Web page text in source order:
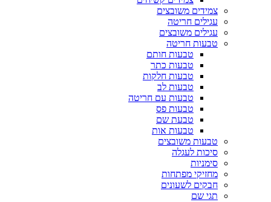
צמידים משובצים
עגילים חריטה
עגילים משובצים
טבעות חריטה
טבעות חותם
טבעות כתר
טבעות חלקות
טבעות לב
טבעות עם חריטה
טבעות פס
טבעת שם
טבעות אות
טבעות משובצים
סיכות לעגלה
סימניות
מחזיקי מפתחות
חבקים לשעונים
תגי שם